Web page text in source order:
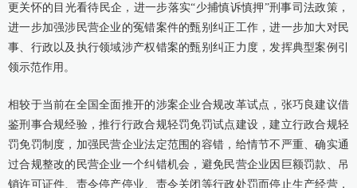
更关怀的目光看待民企，进一步落实“少捕慎诉慎押”刑事司法政策，
进一步加强涉民营企业的冤错案件的甄别纠正工作，进一步加大对民
事、行政以及执行领域涉产权错案的甄别纠正力度，发挥典型案例引
领示范作用。
相较于当前在全国全面推开的涉案企业合规改革试点，张巧良建议借
鉴刑事合规经验，推行行政合规轻罚免罚试点建设，建立行政合规轻
罚免罚制度，加强民营企业法定范围的容错，给情节不严重、确实通
过合规整改的民营企业一个纠错机会，避免民营企业因巨额罚款、吊
销许可证件、责令停产停业、责令关闭等行政处罚而停止生产经营，